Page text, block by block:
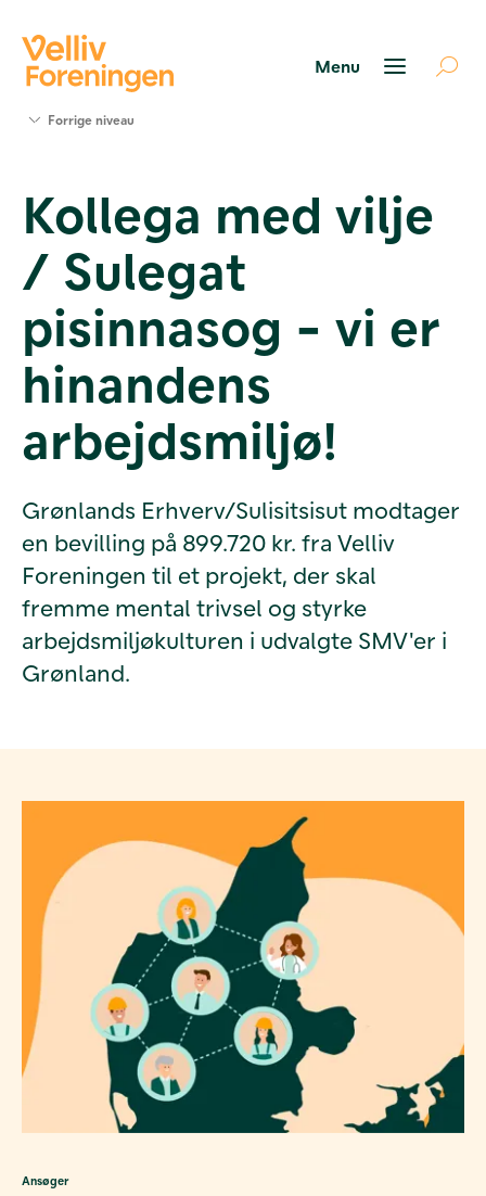
Værktøjer
og viden
Om Velliv
Foreningen
os
Forrige niveau
Kollega med vilje
/ Sulegat
pisinnasog - vi er
hinandens
arbejdsmiljø!
Grønlands Erhverv/Sulisitsisut modtager
en bevilling på 899.720 kr. fra Velliv
Foreningen til et projekt, der skal
fremme mental trivsel og styrke
arbejdsmiljøkulturen i udvalgte SMV'er i
Grønland.
Ansøger